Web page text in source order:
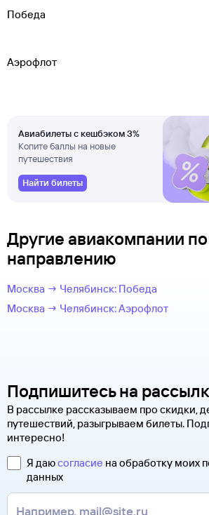
Победа
Аэрофлот
Авиабилеты с кешбэком 3%
Копите баллы на новые
путешествия
Найти билеты
Другие авиакомпании
направлению
Москва → Челябинск: Победа
Москва → Челябинск: Аэрофлот
Подпишитесь на
В рассылке рассказываем про скидки,
путешествий, разыгрываем билеты.
интересно!
Я даюсогласие на обработку моих
данных